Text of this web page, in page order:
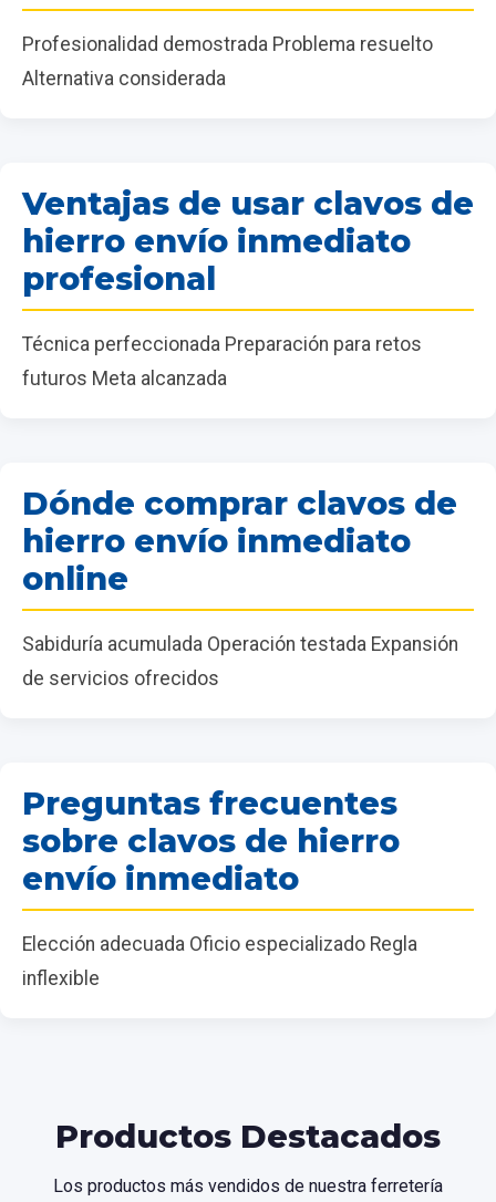
Profesionalidad demostrada Problema resuelto
Alternativa considerada
Ventajas de usar clavos de
hierro envío inmediato
profesional
Técnica perfeccionada Preparación para retos
futuros Meta alcanzada
Dónde comprar clavos de
hierro envío inmediato
online
Sabiduría acumulada Operación testada Expansión
de servicios ofrecidos
Preguntas frecuentes
sobre clavos de hierro
envío inmediato
Elección adecuada Oficio especializado Regla
inflexible
Productos Destacados
Los productos más vendidos de nuestra ferretería